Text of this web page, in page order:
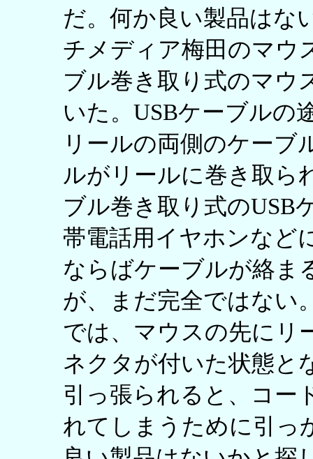
だ。何か良い製品はな
チメディア梅田のマウ
ブル巻き取り式のマウ
いた。USBケーブルの
リールの両側のケーブ
ルがリールに巻き取ら
ブル巻き取り式のUSB
帯電話用イヤホンなど
ならばケーブルが絡ま
が、まだ完全ではない
では、マウスの先にリ
ネクタが付いた状態と
引っ張られると、コー
れてしまうために引っ